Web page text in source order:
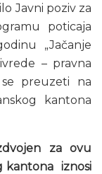
Javni poziv za
poticaja
„Jačanje
– pravna
se preuzeti na
kantona
za ovu
kantona iznosi